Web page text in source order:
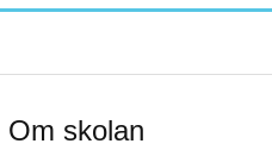
Om skolan